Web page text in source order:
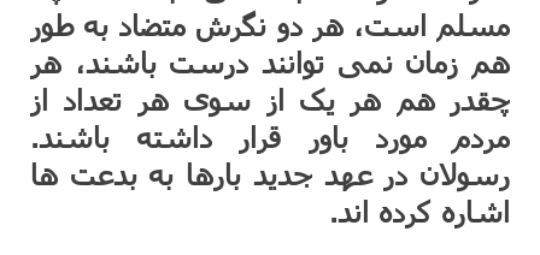
مسلم است، هر دو نگرش متضاد به طور
هم زمان نمی توانند درست باشند، هر
چقدر هم هر یک از سوی هر تعداد از
مردم مورد باور قرار داشته باشند.
رسولان در عهد جدید بارها به بدعت ها
اشاره کرده اند.